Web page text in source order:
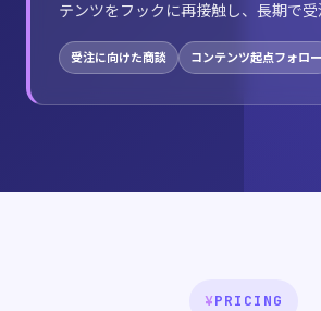
テンツをフックに再接触し、長期で受
受注に向けた商談 コンテンツ起点フォロー
¥PRICING